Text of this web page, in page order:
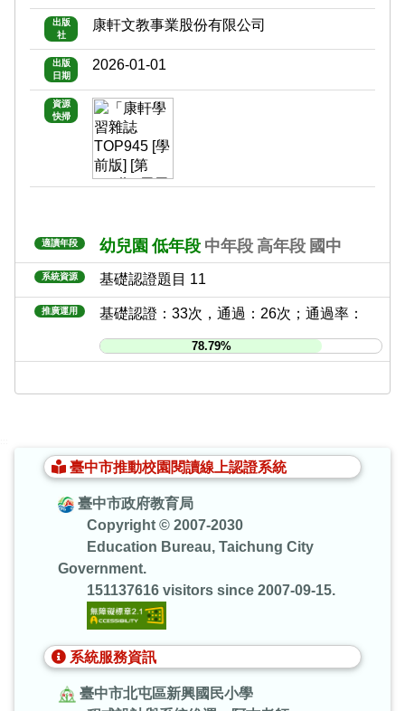
出版
社
康軒文教事業股份有限公司
出版
日期
2026-01-01
資源
快掃
適讀年段 幼兒園 低年段 中年段 高年段 國中
系統資源 基礎認證題目 11
推廣運用 基礎認證：33次，通過：26次；通過率：
78.79%
臺中市推動校園閱讀線上認證系統
臺中市政府教育局
Copyright © 2007-2030
Education Bureau, Taichung City
Government.
151137616 visitors since 2007-09-15.
系統服務資訊
臺中市北屯區新興國民小學